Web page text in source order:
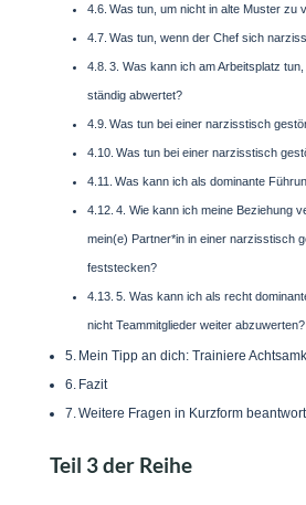
Was tun, um nicht in alte Muster zu
Was tun, wenn der Chef sich
3. Was kann ich am Arbeitsplatz
ständig abwertet?
Was tun bei einer narzisstisch
Was tun bei einer narzisstisch
Was kann ich als dominante
4. Wie kann ich meine Beziehung
mein(e) Partner*in in einer narzisstisch
feststecken?
5. Was kann ich als recht
nicht Teammitglieder weiter abzuwerten?
Mein Tipp an dich: Trainiere
Fazit
Weitere Fragen in Kurzform
Teil 3 der Reihe